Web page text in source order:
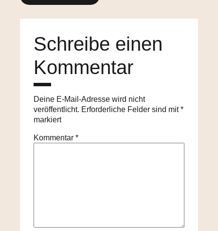
Schreibe einen
Kommentar
Deine E-Mail-Adresse wird nicht
veröffentlicht. Erforderliche Felder sind mit*
markiert
Kommentar*